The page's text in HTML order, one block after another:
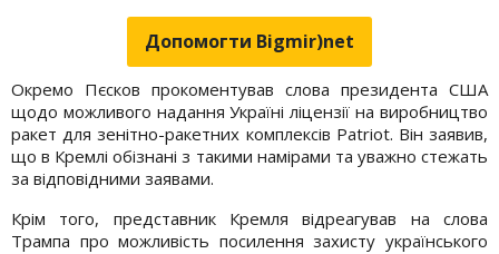
Допомогти Bigmir)net
Окремо Пєсков прокоментував слова президента США
щодо можливого надання Україні ліцензії на виробництво
ракет для зенітно-ракетних комплексів Patriot. Він заявив,
що в Кремлі обізнані з такими намірами та уважно стежать
за відповідними заявами.
Крім того, представник Кремля відреагував на слова
Трампа про можливість посилення захисту українського